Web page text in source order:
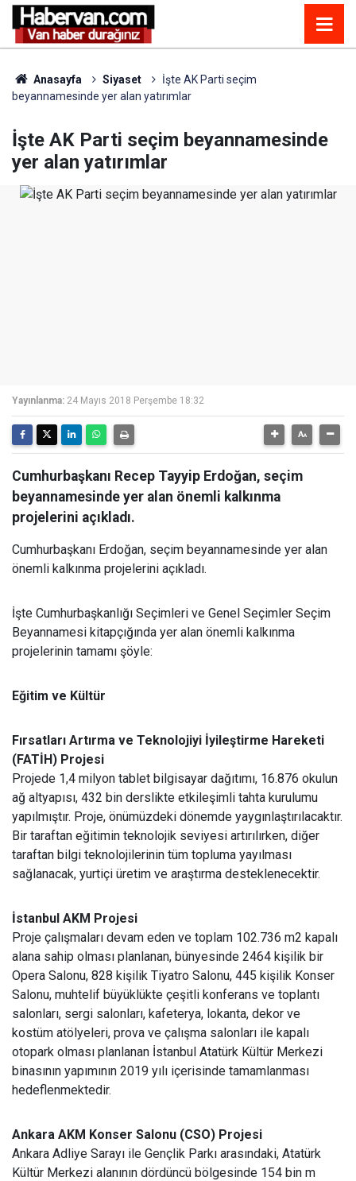
Anasayfa Siyaset
İşte AK Parti seçim
beyannamesinde yer alan yatırımlar
İşte AK Parti seçim beyannamesinde
yer alan yatırımlar
Yayınlanma: 24 Mayıs 2018 Perşembe 18:32
Cumhurbaşkanı Recep Tayyip Erdoğan, seçim
beyannamesinde yer alan önemli kalkınma
projelerini açıkladı.
Cumhurbaşkanı Erdoğan, seçim beyannamesinde yer alan
önemli kalkınma projelerini açıkladı.
İşte Cumhurbaşkanlığı Seçimleri ve Genel Seçimler Seçim
Beyannamesi kitapçığında yer alan önemli kalkınma
projelerinin tamamı şöyle:
Eğitim ve Kültür
Fırsatları Artırma ve Teknolojiyi İyileştirme Hareketi
(FATİH) Projesi
Projede 1,4 milyon tablet bilgisayar dağıtımı, 16.876 okulun
ağ altyapısı, 432 bin derslikte etkileşimli tahta kurulumu
yapılmıştır. Proje, önümüzdeki dönemde yaygınlaştırılacaktır.
Bir taraftan eğitimin teknolojik seviyesi artırılırken, diğer
taraftan bilgi teknolojilerinin tüm topluma yayılması
sağlanacak, yurtiçi üretim ve araştırma desteklenecektir.
İstanbul AKM Projesi
Proje çalışmaları devam eden ve toplam 102.736 m2 kapalı
alana sahip olması planlanan, bünyesinde 2464 kişilik bir
Opera Salonu, 828 kişilik Tiyatro Salonu, 445 kişilik Konser
Salonu, muhtelif büyüklükte çeşitli konferans ve toplantı
salonları, sergi salonları, kafeterya, lokanta, dekor ve
kostüm atölyeleri, prova ve çalışma salonları ile kapalı
otopark olması planlanan İstanbul Atatürk Kültür Merkezi
binasının yapımının 2019 yılı içerisinde tamamlanması
hedeflenmektedir.
Ankara AKM Konser Salonu (CSO) Projesi
Ankara Adliye Sarayı ile Gençlik Parkı arasındaki, Atatürk
Kültür Merkezi alanının dördüncü bölgesinde 154 bin m